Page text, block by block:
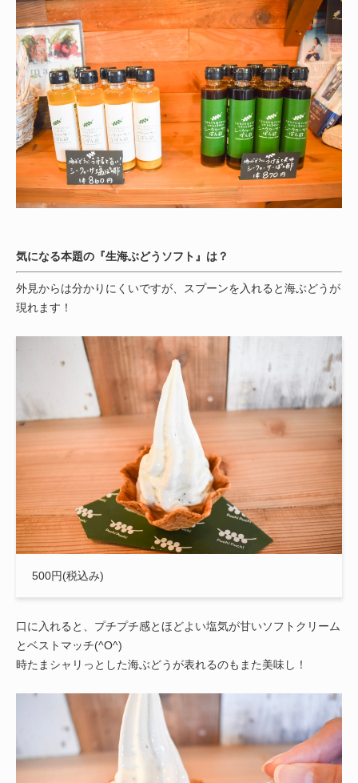
気になる本題の『生海ぶどうソフト』は？
外見からは分かりにくいですが、スプーンを入れると海ぶどうが
現れます！
500円(税込み)
口に入れると、プチプチ感とほどよい塩気が甘いソフトクリーム
とベストマッチ(^O^)
時たまシャリっとした海ぶどうが表れるのもまた美味し！